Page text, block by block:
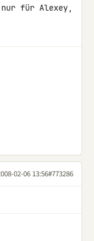
für Alexey,
02-06 13:56#773286